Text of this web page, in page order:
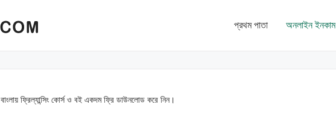
প্রথম পাতা অনলাইন ইনকাম
বাংলায় ফ্রিল্যান্সিং কোর্স ও বই একদম ফ্রি ডাউনলোড করে নিন।